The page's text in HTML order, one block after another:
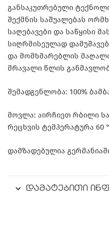
განსაკუთრებული
შექმნის საშუალებას
საღებავები და საწყისი
სიღრმისეულად
და მომხმარებლის
მრავალი წლის
შემადგენლობა: 100%
მოვლა: აირჩიეთ რბილი
რეცხვის ტემპერატურა 60
დამზადებულია
დამატებითი